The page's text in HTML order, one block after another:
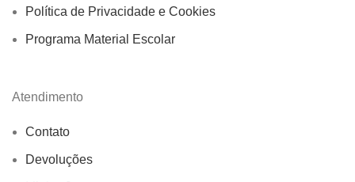
Política de Privacidade e Cookies
Programa Material Escolar
Atendimento
Contato
Devoluções